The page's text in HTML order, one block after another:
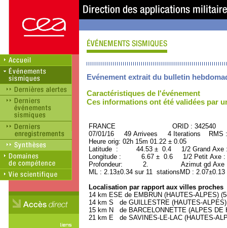
Evénement extrait du bulletin
Caractéristiques de l'événement
Ces informations ont été validées par
FRANCE ORID : 342540
07/01/16 49 Arrivees 4 Iterations RMS
Heure orig: 02h 15m 01.22 ± 0.05
Latitude : 44.53 ± 0.4 1/2 Grand
Longitude : 6.67 ± 0.6 1/2 Petit Axe
Profondeur: 2. Azimut gd Axe :
ML : 2.13±0.34 sur 11 stationsMD :
Localisation par rapport aux villes proches
14 km ESE de EMBRUN (HAUTES-ALPES)
14 km S de GUILLESTRE (HAUTES-
15 km N de BARCELONNETTE (ALPES DE
21 km E de SAVINES-LE-LAC (HAUTES-